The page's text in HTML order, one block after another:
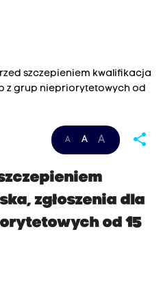
szczepieniem kwalifikacja
z grup niepriorytetowych od
A A A share
zgłoszenia dla
od 15